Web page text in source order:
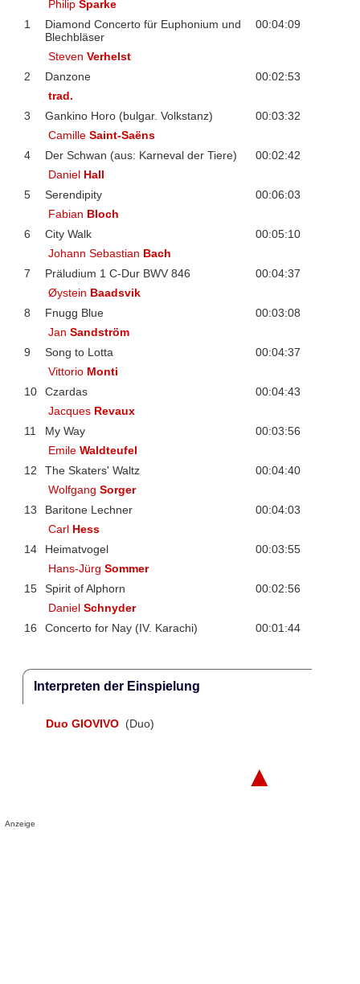
PhilipSparke
1
Diamond Concerto für Euphonium und
Blechbläser
00:04:09
StevenVerhelst
2
Danzone
00:02:53
trad.
3
Gankino Horo (bulgar. Volkstanz)
00:03:32
CamilleSaint-Saëns
4
Der Schwan (aus: Karneval der Tiere)
00:02:42
Daniel Hall
5
Serendipity
00:06:03
Fabian Bloch
6
City Walk
00:05:10
Johann Sebastian Bach
7
Präludium 1 C-Dur BWV 846
00:04:37
Øystein Baadsvik
8
Fnugg Blue
00:03:08
JanSandström
9
Song to Lotta
00:04:37
Vittorio Monti
10
Czardas
00:04:43
Jacques Revaux
11
My Way
00:03:56
EmileWaldteufel
12
The Skaters' Waltz
00:04:40
WolfgangSorger
13
Baritone Lechner
00:04:03
Carl Hess
14
Heimatvogel
00:03:55
Hans-JürgSommer
15
Spirit of Alphorn
00:02:56
DanielSchnyder
16
Concerto for Nay (IV. Karachi) 00:01:44
Interpreten der Einspielung
Duo GIOVIVO (Duo)
▲
Anzeige